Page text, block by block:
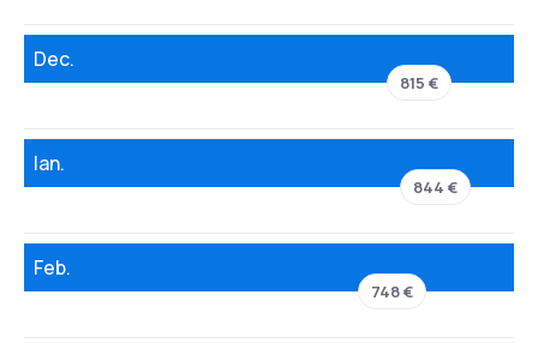
Dec.
815 €
Ian.
844 €
Feb.
748 €